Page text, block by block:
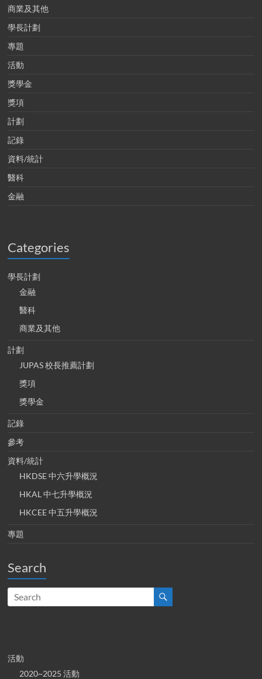
商業及其他
學長計劃
專題
活動
獎學金
獎項
計劃
記錄
資料/統計
醫科
金融
Categories
學長計劃
金融
醫科
商業及其他
計劃
JUPAS 校長推薦計劃
獎項
獎學金
記錄
參考
資料/統計
HKDSE 中六升學概況
HKAL 中七升學概況
HKCEE 中五升學概況
專題
Search
活動
2020~2025 活動